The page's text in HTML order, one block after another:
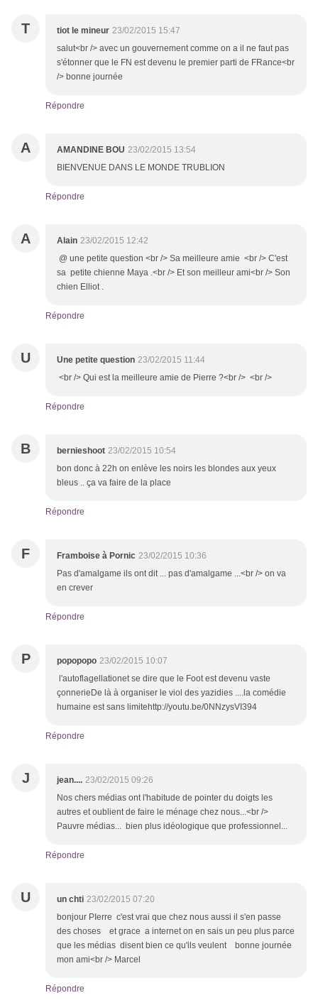
T tiot le mineur 23/02/2015 15:47
salut<br /> avec un gouvernement comme on a il ne faut pas
s'étonner que le FN est devenu le premier parti de FRance<br
/> bonne journée
Répondre
A AMANDINE BOU 23/02/2015 13:54
BIENVENUE DANS LE MONDE TRUBLION
Répondre
A Alain 23/02/2015 12:42
@ une petite question <br /> Sa meilleure amie <br /> C'est
sa petite chienne Maya .<br /> Et son meilleur ami<br /> Son
chien Elliot .
Répondre
U Une petite question 23/02/2015 11:44
<br /> Qui est la meilleure amie de Pierre ?<br /> <br />
Répondre
B bernieshoot 23/02/2015 10:54
bon donc à 22h on enlève les noirs les blondes aux yeux
bleus .. ça va faire de la place
Répondre
F Framboise à Pornic 23/02/2015 10:36
Pas d'amalgame ils ont dit ... pas d'amalgame ...<br /> on va
en crever
Répondre
P popopopo 23/02/2015 10:07
l'autoflagellationet se dire que le Foot est devenu vaste
çonnerieDe là à organiser le viol des yazidies ....la comédie
humaine est sans limitehttp://youtu.be/0NNzysVI394
Répondre
J jean.... 23/02/2015 09:26
Nos chers médias ont l'habitude de pointer du doigts les
autres et oublient de faire le ménage chez nous...<br />
Pauvre médias... bien plus idéologique que professionnel...
Répondre
U un chti 23/02/2015 07:20
bonjour PIerre c'est vrai que chez nous aussi il s'en passe
des choses et grace a internet on en sais un peu plus parce
que les médias disent bien ce qu'ils veulent bonne journée
mon ami<br /> Marcel
Répondre